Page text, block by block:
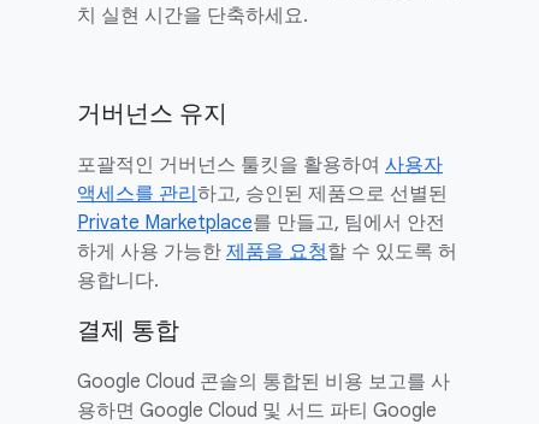
치 실현 시간을 단축하세요.
거버넌스 유지
포괄적인 거버넌스 툴킷을 활용하여 사용자
액세스를 관리하고, 승인된 제품으로 선별된
Private Marketplace를 만들고, 팀에서 안전
하게 사용 가능한 제품을 요청할 수 있도록 허
용합니다.
결제 통합
Google Cloud 콘솔의 통합된 비용 보고를 사
용하면 Google Cloud 및 서드 파티 Google